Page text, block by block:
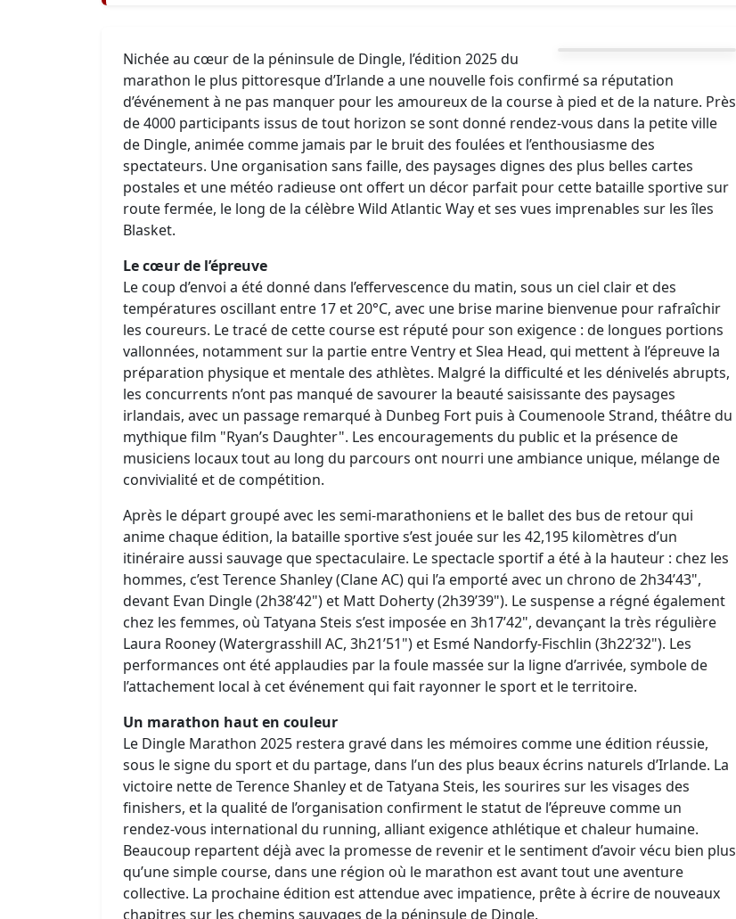
Nichée au cœur de la péninsule de Dingle, l’édition 2025 du
marathon le plus pittoresque d’Irlande a une nouvelle fois confirmé sa réputation
d’événement à ne pas manquer pour les amoureux de la course à pied et de la nature. Près
de 4000 participants issus de tout horizon se sont donné rendez-vous dans la petite ville
de Dingle, animée comme jamais par le bruit des foulées et l’enthousiasme des
spectateurs. Une organisation sans faille, des paysages dignes des plus belles cartes
postales et une météo radieuse ont offert un décor parfait pour cette bataille sportive sur
route fermée, le long de la célèbre Wild Atlantic Way et ses vues imprenables sur les îles
Blasket.
Le cœur de l’épreuve
Le coup d’envoi a été donné dans l’effervescence du matin, sous un ciel clair et des
températures oscillant entre 17 et 20°C, avec une brise marine bienvenue pour rafraîchir
les coureurs. Le tracé de cette course est réputé pour son exigence : de longues portions
vallonnées, notamment sur la partie entre Ventry et Slea Head, qui mettent à l’épreuve la
préparation physique et mentale des athlètes. Malgré la difficulté et les dénivelés abrupts,
les concurrents n’ont pas manqué de savourer la beauté saisissante des paysages
irlandais, avec un passage remarqué à Dunbeg Fort puis à Coumenoole Strand, théâtre du
mythique film "Ryan’s Daughter". Les encouragements du public et la présence de
musiciens locaux tout au long du parcours ont nourri une ambiance unique, mélange de
convivialité et de compétition.
Après le départ groupé avec les semi-marathoniens et le ballet des bus de retour qui
anime chaque édition, la bataille sportive s’est jouée sur les 42,195 kilomètres d’un
itinéraire aussi sauvage que spectaculaire. Le spectacle sportif a été à la hauteur : chez les
hommes, c’est Terence Shanley (Clane AC) qui l’a emporté avec un chrono de 2h34’43",
devant Evan Dingle (2h38’42") et Matt Doherty (2h39’39"). Le suspense a régné également
chez les femmes, où Tatyana Steis s’est imposée en 3h17’42", devançant la très régulière
Laura Rooney (Watergrasshill AC, 3h21’51") et Esmé Nandorfy-Fischlin (3h22’32"). Les
performances ont été applaudies par la foule massée sur la ligne d’arrivée, symbole de
l’attachement local à cet événement qui fait rayonner le sport et le territoire.
Un marathon haut en couleur
Le Dingle Marathon 2025 restera gravé dans les mémoires comme une édition réussie,
sous le signe du sport et du partage, dans l’un des plus beaux écrins naturels d’Irlande. La
victoire nette de Terence Shanley et de Tatyana Steis, les sourires sur les visages des
finishers, et la qualité de l’organisation confirment le statut de l’épreuve comme un
rendez-vous international du running, alliant exigence athlétique et chaleur humaine.
Beaucoup repartent déjà avec la promesse de revenir et le sentiment d’avoir vécu bien plus
qu’une simple course, dans une région où le marathon est avant tout une aventure
collective. La prochaine édition est attendue avec impatience, prête à écrire de nouveaux
chapitres sur les chemins sauvages de la péninsule de Dingle.